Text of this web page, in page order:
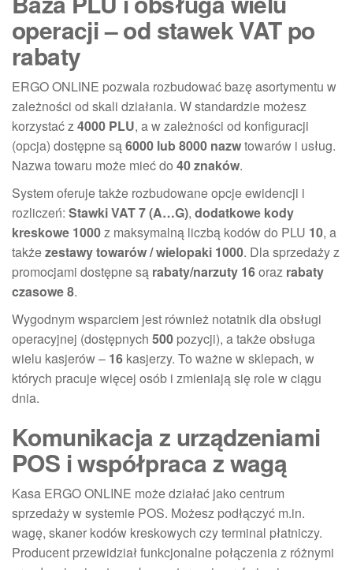
operacji – od stawek VAT po
rabaty
ERGO ONLINE pozwala rozbudować bazę asortymentu w
zależności od skali działania. W standardzie możesz
korzystać z4000 PLU, a w zależności od konfiguracji
(opcja) dostępne są6000 lub 8000 nazwtowarów i usług.
Nazwa towaru może mieć do 40 znaków.
System oferuje także rozbudowane opcje ewidencji i
rozliczeń: Stawki VAT 7 (A…G), dodatkowe kody
kreskowe 1000z maksymalną liczbą kodów do PLU 10, a
takżezestawy towarów / wielopaki 1000. Dla sprzedaży z
promocjami dostępne są rabaty/narzuty 16oraz rabaty
czasowe 8.
Wygodnym wsparciem jest również notatnik dla obsługi
operacyjnej (dostępnych 500 pozycji), a także obsługa
wielu kasjerów – 16 kasjerzy. To ważne w sklepach, w
których pracuje więcej osób i zmieniają się role w ciągu
dnia.
Komunikacja z urządzeniami
POS i współpraca z wagą
Kasa ERGO ONLINE może działać jako centrum
sprzedaży w systemie POS. Możesz podłączyć m.in.
wagę, skaner kodów kreskowych czy terminal płatniczy.
Producent przewidział funkcjonalne połączenia z różnymi